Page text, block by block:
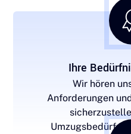
Ihre
Wir hören
Anforderungen